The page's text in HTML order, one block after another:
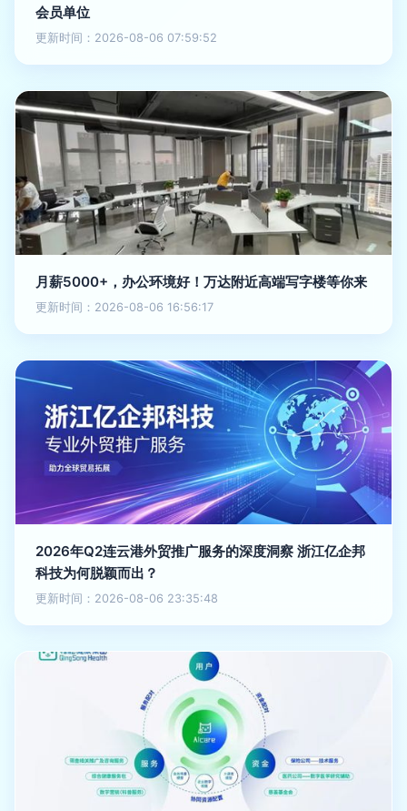
会员单位
更新时间：2026-08-06 07:59:52
月薪5000+，办公环境好！万达附近高端写字楼等你来
更新时间：2026-08-06 16:56:17
2026年Q2连云港外贸推广服务的深度洞察 浙江亿企邦
科技为何脱颖而出？
更新时间：2026-08-06 23:35:48